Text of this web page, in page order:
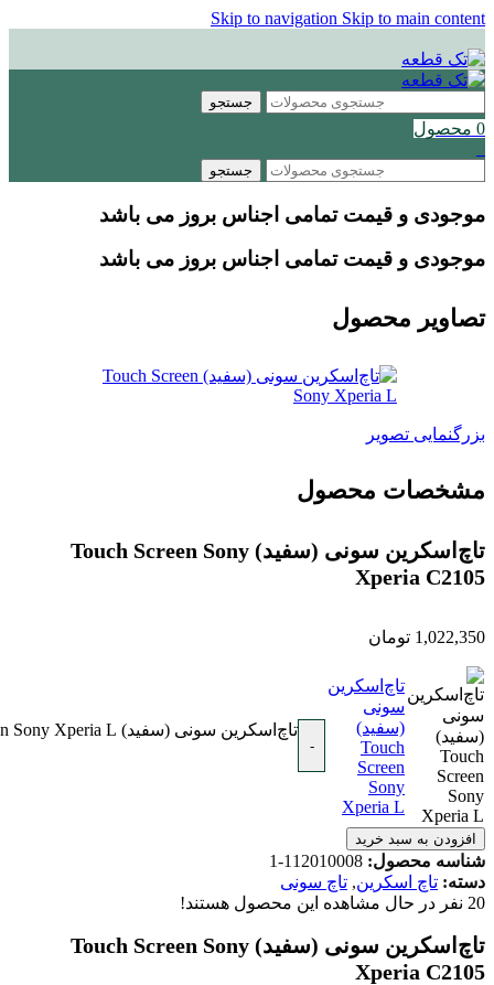
Skip to navigation Skip to main content
جستجو
0 محصول
جستجو
موجودی و قیمت تمامی اجناس بروز می باشد
موجودی و قیمت تمامی اجناس بروز می باشد
تصاویر محصول
بزرگنمایی تصویر
مشخصات محصول
تاچ‌اسکرین سونی (سفید) Touch Screen Sony
Xperia C2105
1,022,350 تومان
تاچ‌اسکرین
سونی
(سفید)
Touch
Screen
Sony
Xperia L
-
تاچ‌اسکرین سونی (سفید) Touch Screen Sony Xperia L عدد
افزودن به سبد خرید
شناسه محصول: 112010008-1
دسته: تاچ اسکرین, تاچ سونی
20 نفر در حال مشاهده این محصول هستند!
تاچ‌اسکرین سونی (سفید) Touch Screen Sony
Xperia C2105